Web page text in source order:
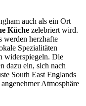
auch als ein Ort
Küche zelebriert wird.
werden herzhafte
Spezialitäten
widerspiegeln. Die
dazu ein, sich nach
South East Englands
Atmosphäre